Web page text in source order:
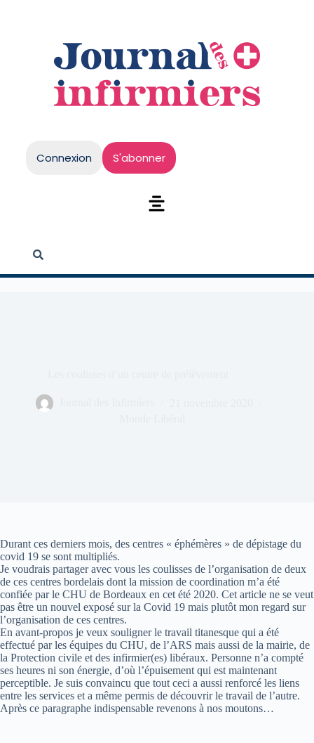
Connexion S'abonner
Durant ces derniers mois, des centres « éphémères » de dépistage du
covid 19 se sont multipliés.
Je voudrais partager avec vous les coulisses de l’organisation de deux
de ces centres bordelais dont la mission de coordination m’a été
confiée par le CHU de Bordeaux en cet été 2020. Cet article ne se veut
pas être un nouvel exposé sur la Covid 19 mais plutôt mon regard sur
l’organisation de ces centres.
En avant-propos je veux souligner le travail titanesque qui a été
effectué par les équipes du CHU, de l’ARS mais aussi de la mairie, de
la Protection civile et des infirmier(es) libéraux. Personne n’a compté
ses heures ni son énergie, d’où l’épuisement qui est maintenant
perceptible. Je suis convaincu que tout ceci a aussi renforcé les liens
entre les services et a même permis de découvrir le travail de l’autre.
Après ce paragraphe indispensable revenons à nos moutons…